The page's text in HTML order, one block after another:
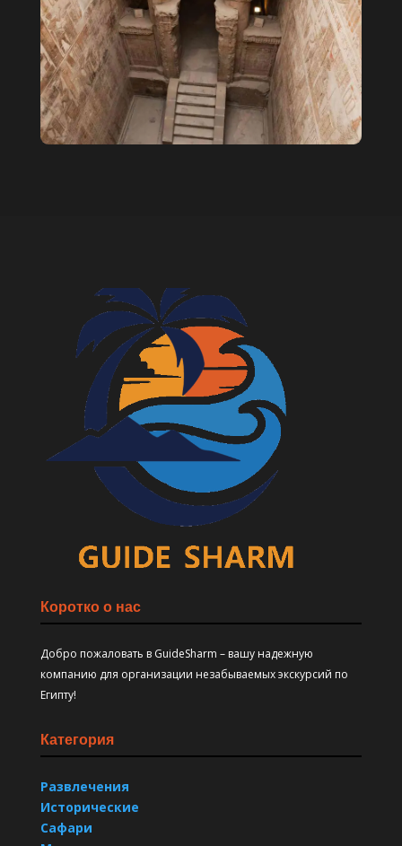
Взрослый билет: 55 $
Детский билет: 30 $
Коротко о нас
Добро пожаловать в GuideSharm – вашу надежную
компанию для организации незабываемых экскурсий по
Египту!
Категория
Развлечения
Исторические
Сафари